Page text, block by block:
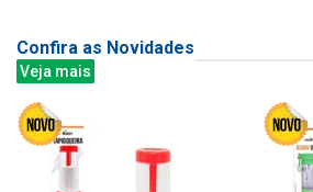
Confira as Novidades
Veja mais